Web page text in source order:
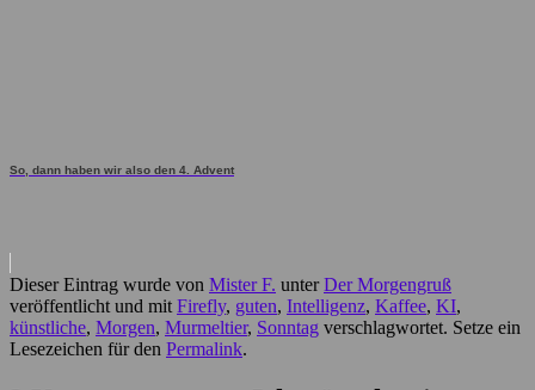
So, dann haben wir also den 4. Advent
Dieser Eintrag wurde von Mister F. unterDer Morgengruß
veröffentlicht und mit Firefly, guten, Intelligenz, Kaffee, KI,
künstliche, Morgen, Murmeltier, Sonntag verschlagwortet. Setze ein
Lesezeichen für den Permalink.